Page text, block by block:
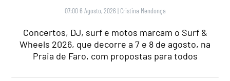
07:00 6 Agosto, 2026 | Cristina Mendonça
Concertos, DJ, surf e motos marcam o Surf &
Wheels 2026, que decorre a 7 e 8 de agosto, na
Praia de Faro, com propostas para todos